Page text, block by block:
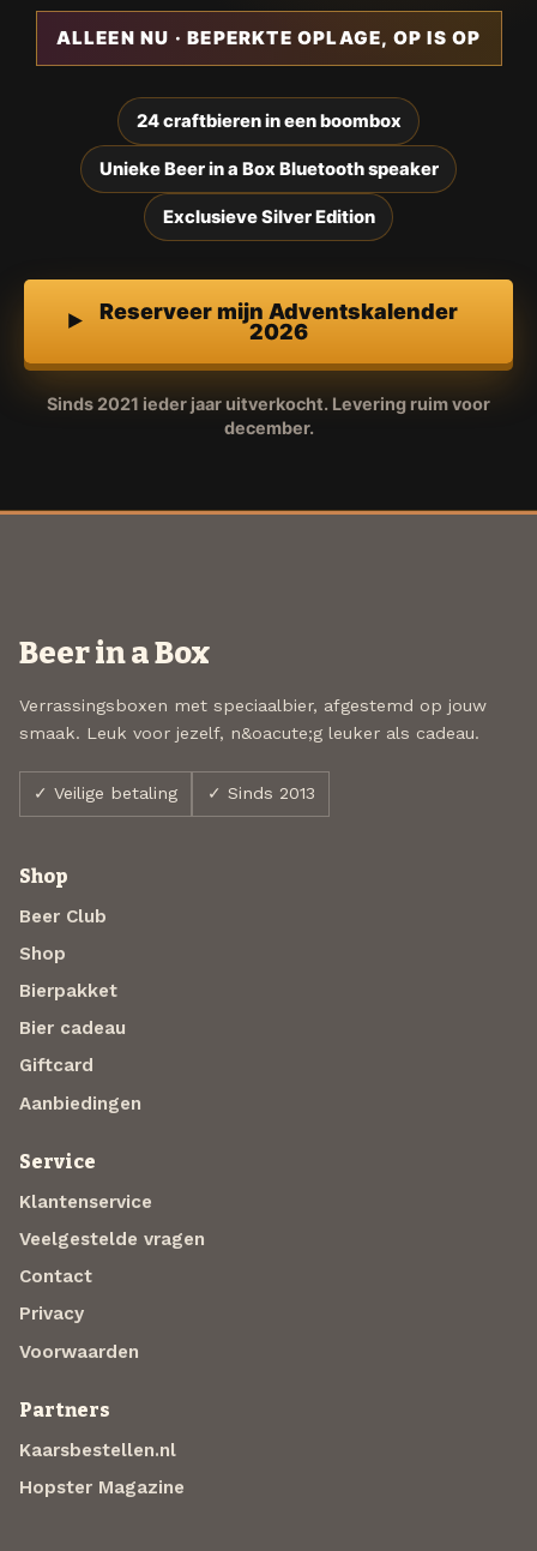
ALLEEN NU · BEPERKTE OPLAGE, OP IS OP
24 craftbieren in een boombox
Unieke Beer in a Box Bluetooth speaker
Exclusieve Silver Edition
Reserveer mijn Adventskalender
2026
Sinds 2021 ieder jaar uitverkocht. Levering ruim voor
december.
Beer in a Box
Verrassingsboxen met speciaalbier, afgestemd op jouw
smaak. Leuk voor jezelf, n&oacute;g leuker als cadeau.
✓ Veilige betaling ✓ Sinds 2013
Shop
Beer Club
Shop
Bierpakket
Bier cadeau
Giftcard
Aanbiedingen
Service
Klantenservice
Veelgestelde vragen
Contact
Privacy
Voorwaarden
Partners
Kaarsbestellen.nl
Hopster Magazine